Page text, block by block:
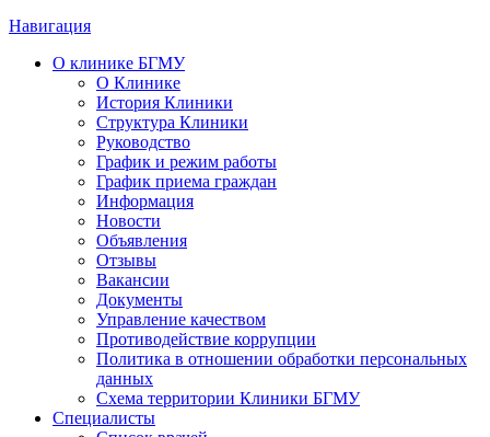
Навигация
О клинике БГМУ
О Клинике
История Клиники
Структура Клиники
Руководство
График и режим работы
График приема граждан
Информация
Новости
Объявления
Отзывы
Вакансии
Документы
Управление качеством
Противодействие коррупции
Политика в отношении обработки персональных
данных
Схема территории Клиники БГМУ
Специалисты